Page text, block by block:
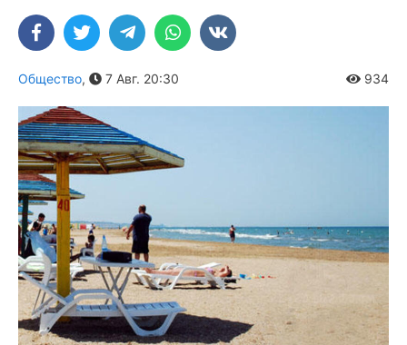
Общество, 7 Авг. 20:30 934